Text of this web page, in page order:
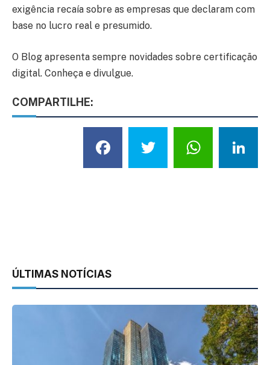
exigência recaía sobre as empresas que declaram com
base no lucro real e presumido.
O Blog apresenta sempre novidades sobre certificação
digital. Conheça e divulgue.
COMPARTILHE:
Facebook
Twitter
ÚLTIMAS NOTÍCIAS